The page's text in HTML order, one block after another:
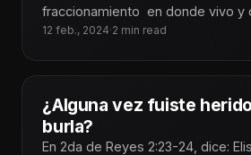
fraccionamiento en donde vivo y
horas.
12 feb., 2024·2 min read
¿Alguna vez fuiste
burla?
En 2da de Reyes 2:23-24, dice: Eliseo después